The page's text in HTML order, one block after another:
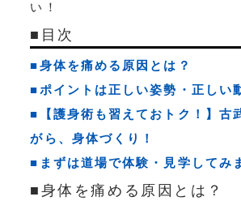
い！
■目次
■身体を痛める原因とは？
■ポイントは正しい姿勢・正しい
■【護身術も習えておトク！】古
がら、身体づくり！
■まずは道場で体験・見学してみ
■身体を痛める原因とは？